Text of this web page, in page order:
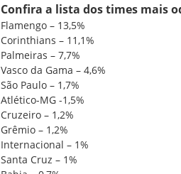
Confira a lista dos times mais
Flamengo – 13,5%
Corinthians – 11,1%
Palmeiras – 7,7%
Vasco da Gama – 4,6%
São Paulo – 1,7%
Atlético-MG -1,5%
Cruzeiro – 1,2%
Grêmio – 1,2%
Internacional – 1%
Santa Cruz – 1%